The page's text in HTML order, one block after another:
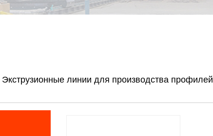
Экструзионные линии для производства профилей